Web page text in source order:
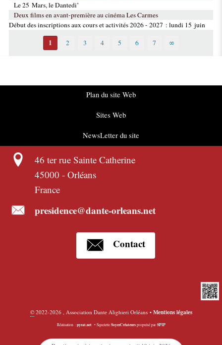
Le 25 Mars, le Dantedi’
Deux films en avant-première au cinéma Les Carmes
Début des inscriptions aux cours et activités 2026 - 2027 : lundi 15 juin
1 2 3 4 5 6 7 ∞
Plan du site Web
Sites Web
NewsLetter du site
46 ter rue Sainte Catherine
45000 - Orléans
France
presidence@dante-orleans.net
Contact
©2022-2026 , Association Dante Alighieri Orléans • Mentions légales
Réalisation : pyrat.net •Squelette SoyezCréateurspropulsé par SPIP